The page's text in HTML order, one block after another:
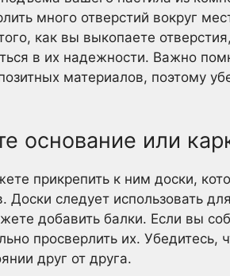
много отверстий вокруг
как вы выкопаете
в их надежности. Важно
материалов, поэтому
основание или
прикрепить к ним доски,
Доски следует использовать
добавить балки. Если вы
просверлить их. Убедитесь,
друг от друга.